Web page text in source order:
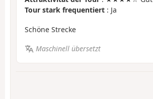
Tour stark frequentiert : Ja
Schöne Strecke
Maschinell übersetzt